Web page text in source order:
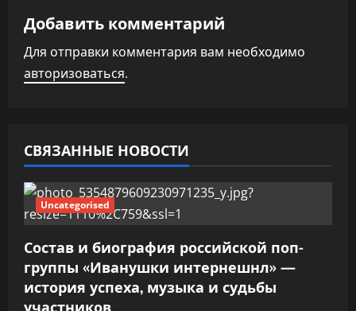
ц
и
я
о
з
а
п
и
Добавить комментарий
Для отправки комментария вам необходимо
авторизоваться.
СВЯЗАННЫЕ НОВОСТИ
Uncategorised
Состав и биография российской поп-
группы «Иванушки интернешнл» —
история успеха, музыка и судьбы
участников